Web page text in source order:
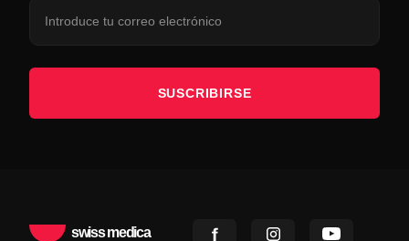
SUSCRIBIRSE
swiss medica